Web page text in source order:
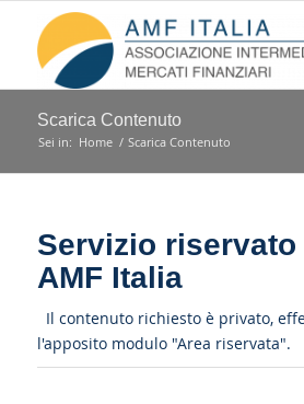
Scarica Contenuto
Sei in: Home / Scarica Contenuto
Servizio riservato
AMF Italia
Il contenuto richiesto è privato,
l'apposito modulo "Area riservata".